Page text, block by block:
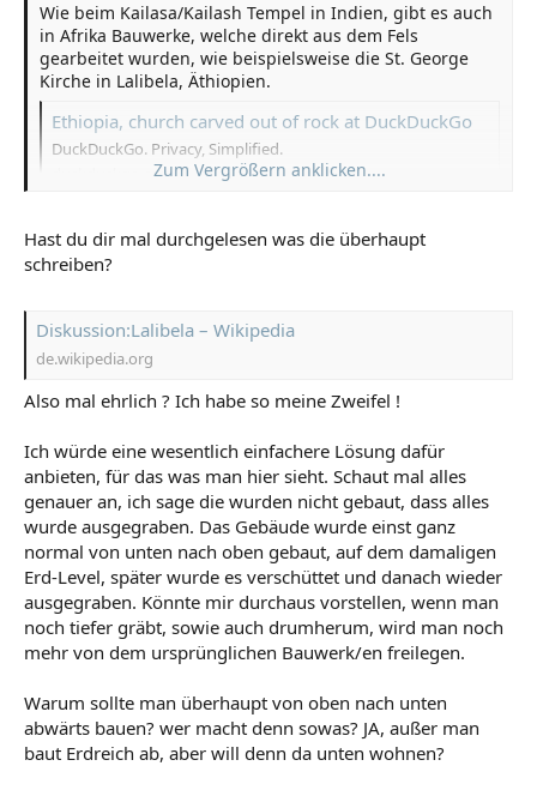
Wie beim Kailasa/Kailash Tempel in Indien, gibt es auch
in Afrika Bauwerke, welche direkt aus dem Fels
gearbeitet wurden, wie beispielsweise die St. George
Kirche in Lalibela, Äthiopien.
Ethiopia, church carved out of rock at DuckDuckGo
DuckDuckGo. Privacy, Simplified.
duckduckgo.com
Lalibela – Wikipedia
Zum Vergrößern anklicken....
Hast du dir mal durchgelesen was die überhaupt
schreiben?
Diskussion:Lalibela – Wikipedia
de.wikipedia.org
Also mal ehrlich ? Ich habe so meine Zweifel !
Ich würde eine wesentlich einfachere Lösung dafür
anbieten, für das was man hier sieht. Schaut mal alles
genauer an, ich sage die wurden nicht gebaut, dass alles
wurde ausgegraben. Das Gebäude wurde einst ganz
normal von unten nach oben gebaut, auf dem damaligen
Erd-Level, später wurde es verschüttet und danach wieder
ausgegraben. Könnte mir durchaus vorstellen, wenn man
noch tiefer gräbt, sowie auch drumherum, wird man noch
mehr von dem ursprünglichen Bauwerk/en freilegen.
Warum sollte man überhaupt von oben nach unten
abwärts bauen? wer macht denn sowas? JA, außer man
baut Erdreich ab, aber will denn da unten wohnen?